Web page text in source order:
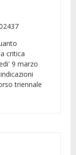
critica
9 marzo
triennale